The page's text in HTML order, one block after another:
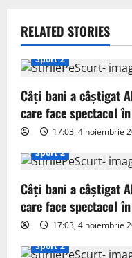
v
i
g
a
t
i
o
n
RELATED STORIES
Sport 2
Câți bani a câștigat
care face spectacol
17:03, 4 noiembrie
Sport 2
Câți bani a câștigat
care face spectacol
17:03, 4 noiembrie
Sport 2